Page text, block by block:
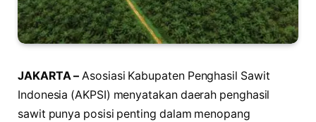
JAKARTA – Asosiasi Kabupaten Penghasil Sawit
Indonesia (AKPSI) menyatakan daerah penghasil
sawit punya posisi penting dalam menopang